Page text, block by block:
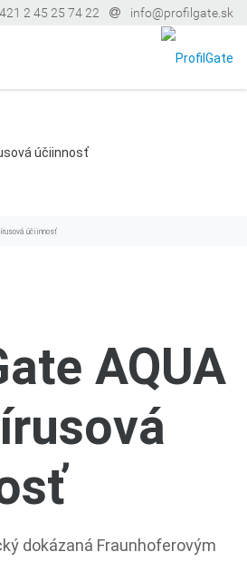
2 45 25 74 22 info@profilgate.sk
účiinnosť
AQUA
dokázaná Fraunhoferovým